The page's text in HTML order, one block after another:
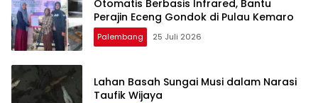
Otomatis Berbasis Infrared, Bantu
Perajin Eceng Gondok di Pulau Kemaro
Palembang 25 Juli 2026
Lahan Basah Sungai Musi dalam Narasi
Taufik Wijaya